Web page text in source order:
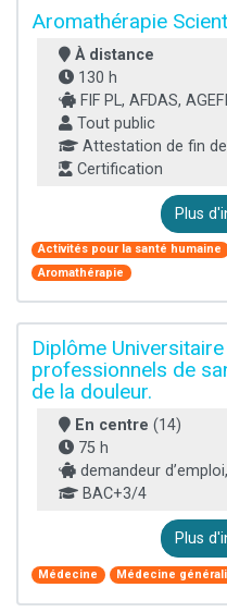
Aromathérapie
À distance
130 h
FIF PL, AFDAS,
Tout public
Attestation de fin
Certification
Plus
Activités pour la santé humaine
Aromathérapie
Diplôme
professionnels de
de la douleur.
En centre (14)
75 h
demandeur
BAC+3/4
Plus
Médecine Médecine